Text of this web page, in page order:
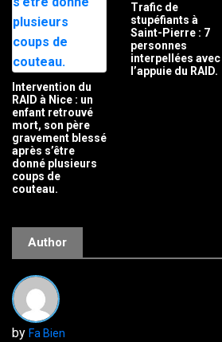
Intervention du
RAID à Nice : un
enfant retrouvé
mort, son père
gravement blessé
après s’être
donné plusieurs
coups de
couteau.
Trafic de
stupéfiants à
Saint-Pierre : 7
personnes
interpellées avec
l’appuie du RAID.
Author
by Fa Bien